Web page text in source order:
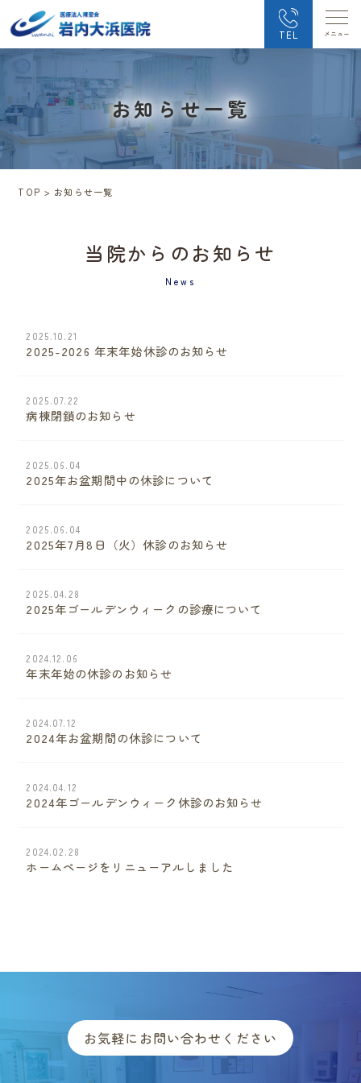
TEL
お知らせ一覧
TOP > お知らせ一覧
当院からのお知らせ
2025.10.21
2025-2026 年末年始休診のお知らせ
2025.07.22
病棟閉鎖のお知らせ
2025.06.04
2025年お盆期間中の休診について
2025.06.04
2025年7月8日（火）休診のお知らせ
2025.04.28
2025年ゴールデンウィークの診療について
2024.12.06
年末年始の休診のお知らせ
2024.07.12
2024年お盆期間の休診について
2024.04.12
2024年ゴールデンウィーク休診のお知らせ
2024.02.28
ホームページをリニューアルしました
お気軽にお問い合わせください